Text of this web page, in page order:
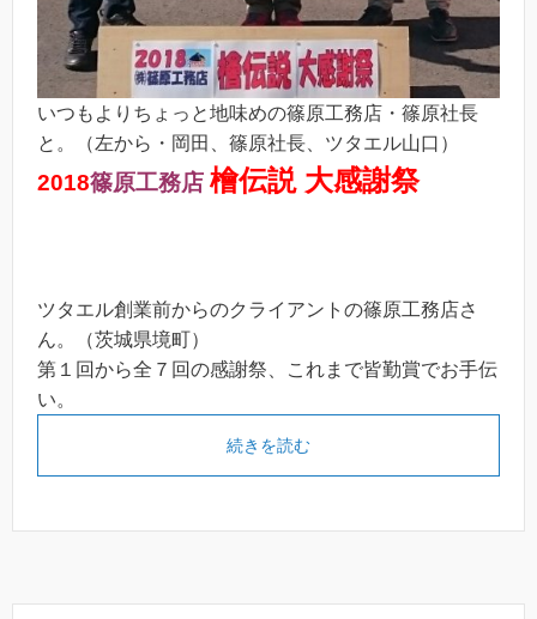
いつもよりちょっと地味めの篠原工務店・篠原社長
と。（左から・岡田、篠原社長、ツタエル山口）
2018篠原工務店 檜伝説 大感謝祭
ツタエル創業前からのクライアントの篠原工務店さ
ん。（茨城県境町）
第１回から全７回の感謝祭、これまで皆勤賞でお手伝
い。
続きを読む